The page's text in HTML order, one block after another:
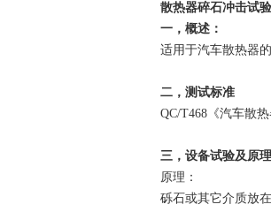
散热器碎石冲击试
一，概述：
适用于汽车散热器
二，测试标准
QC/T468《汽车散
三，设备试验及原
原理：
砾石或其它介质放